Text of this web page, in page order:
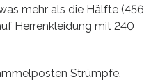
mehr als die Hälfte (456
Herrenkleidung mit 240
Strümpfe,